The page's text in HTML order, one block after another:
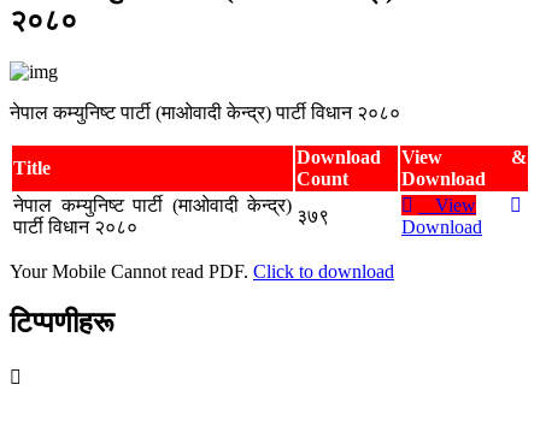
२०८०
नेपाल कम्युनिष्ट पार्टी (माओवादी केन्द्र) पार्टी विधान २०८०
Title
Download
Count
View &
Download
नेपाल कम्युनिष्ट पार्टी (माओवादी केन्द्र)
पार्टी विधान २०८०
३७९
View
Download
Your Mobile Cannot read PDF. Click to download
टिप्पणीहरू